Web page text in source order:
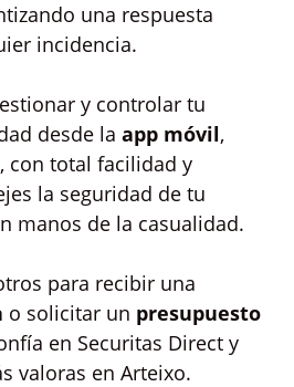
una respuesta
incidencia.
y controlar tu
desde la app móvil,
con total facilidad y
la seguridad de tu
manos de la casualidad.
para recibir una
o solicitar un presupuesto
en Securitas Direct y
valoras en Arteixo.